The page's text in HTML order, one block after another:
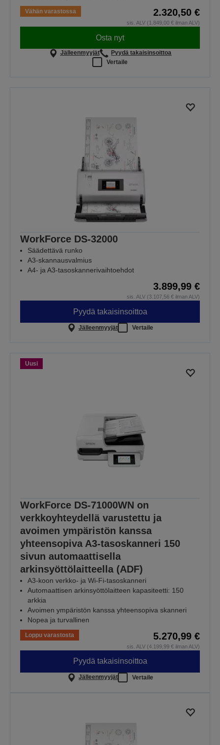
Vähän varastossa 2.320,50 €
sis. ALV (1.849,00 € ilman ALV)
Osta nyt
Jälleenmyyjät
Pyydä takaisinsoittoa
Vertaile
WorkForce DS-32000
Säädettävä runko
A3-skannausvalmius
A4- ja A3-tasoskannerivaihtoehdot
3.899,99 €
sis. ALV (3.107,56 € ilman ALV)
Pyydä takaisinsoittoa
Jälleenmyyjät Vertaile
Uusi
WorkForce DS-71000WN on
verkkoyhteydellä varustettu ja
avoimen ympäristön kanssa
yhteensopiva A3-tasoskanneri 150
sivun automaattisella
arkinsyöttölaitteella (ADF)
A3-koon verkko- ja Wi-Fi-tasoskanneri
Automaattisen arkinsyöttölaitteen kapasiteetti: 150
arkkia
Avoimen ympäristön kanssa yhteensopiva skanneri
Nopea ja turvallinen
Loppu varastosta 5.270,99 €
sis. ALV (4.199,99 € ilman ALV)
Pyydä takaisinsoittoa
Jälleenmyyjät Vertaile